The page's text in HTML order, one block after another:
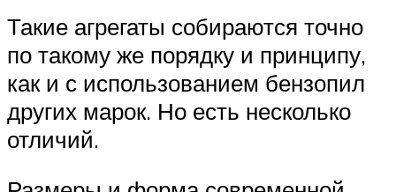
Такие агрегаты собираются точно
по такому же порядку и принципу,
как и с использованием бензопил
других марок. Но есть несколько
отличий.